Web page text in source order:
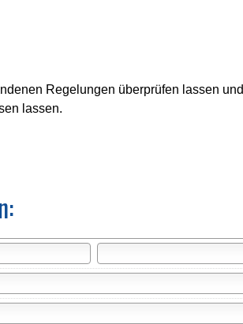
Regelungen überprüfen lassen und
lassen.